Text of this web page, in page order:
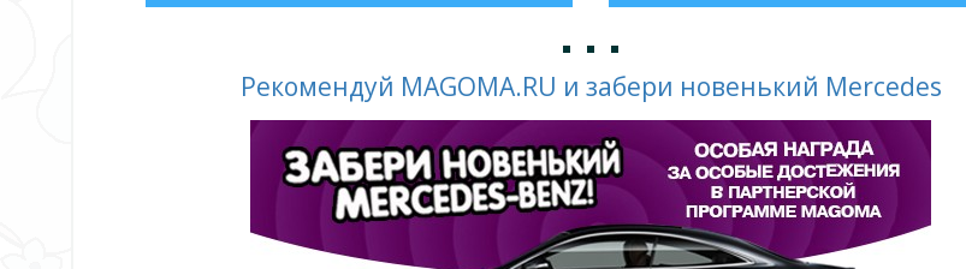
Рекомендуй MAGOMA.RU и забери новенький Mercedes